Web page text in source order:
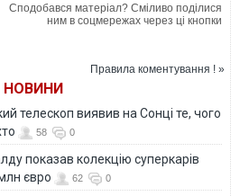
Сподобався матеріал? Сміливо поділися
ним в соцмережах через ці кнопки
Правила коментування ! »
НОВИНИ
телескоп виявив на Сонці те, чого
58 0
показав колекцію суперкарів
євро
62 0